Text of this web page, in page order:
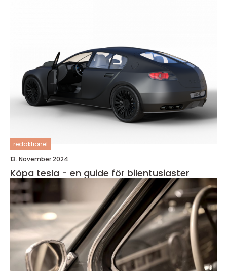
redaktionel
13. November 2024
Köpa tesla - en guide för bilentusiaster